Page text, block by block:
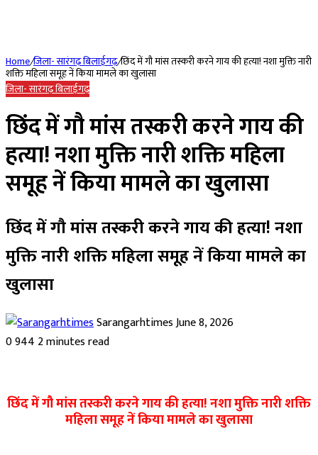
Home/जिला- सारंगढ़ बिलाईगढ़/छिंद में गौ मांस तस्करी करने गाय की हत्या! नशा मुक्ति नारी
शक्ति महिला समूह नें किया मामले का खुलासा
जिला- सारंगढ़ बिलाईगढ़
छिंद में गौ मांस तस्करी करने गाय की
हत्या! नशा मुक्ति नारी शक्ति महिला
समूह नें किया मामले का खुलासा
छिंद में गौ मांस तस्करी करने गाय की हत्या! नशा
मुक्ति नारी शक्ति महिला समूह नें किया मामले का
खुलासा
SarangarhtimesSend
June 8, 2026
0944 2 minutes read
Facebook
Twitter
LinkedIn
Pinterest
Messenger
Messenger
WhatsApp
Telegram
छिंद में गौ मांस तस्करी करने गाय की हत्या! नशा मुक्ति नारी शक्ति
महिला समूह नें कियामामले का खुलासा